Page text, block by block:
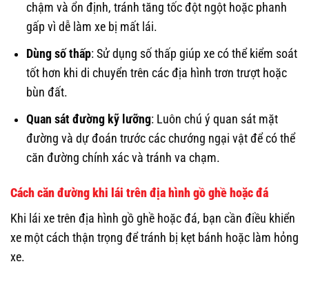
chậm và ổn định, tránh tăng tốc đột ngột hoặc phanh
gấp vì dễ làm xe bị mất lái.
Dùng số thấp: Sử dụng số thấp giúp xe có thể kiểm soát
tốt hơn khi di chuyển trên các địa hình trơn trượt hoặc
bùn đất.
Quan sát đường kỹ lưỡng: Luôn chú ý quan sát mặt
đường và dự đoán trước các chướng ngại vật để có thể
căn đường chính xác và tránh va chạm.
Cách căn đường khi lái trên địa hình gồ ghề hoặc đá
Khi lái xe trên địa hình gồ ghề hoặc đá, bạn cần điều khiển
xe một cách thận trọng để tránh bị kẹt bánh hoặc làm hỏng
xe.